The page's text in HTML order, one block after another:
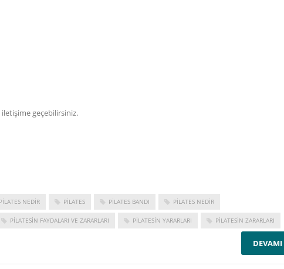
iletişime geçebilirsiniz.
NEDIR PILATES PILATES BANDI PILATES NEDIR
PILATESIN FAYDALARI VE ZARARLARI PILATESIN YARARLARI PILATESIN ZARARLARI
DEVAMI